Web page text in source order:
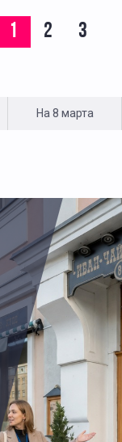
1 2 3
На 8 марта